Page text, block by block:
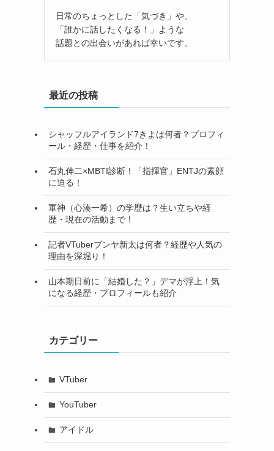
日常のちょっとした「気づき」や、
「誰かに話したくなる！」ような
話題との出会いがあれば幸いです。
最近の投稿
シャッフルアイランド7きよは何者？プロフィ
ール・経歴・仕事を紹介！
石丸伸二×MBTI診断！「指揮官」ENTJの素顔
に迫る！
軍神（心湊一希）の学歴は？生い立ちや経
歴・現在の活動まで！
記者VTuberブンヤ新太は何者？経歴や人気の
理由を深堀り！
山本期日前に「結婚した？」デマが浮上！気
になる経歴・プロフィールも紹介
カテゴリー
VTuber
YouTuber
アイドル